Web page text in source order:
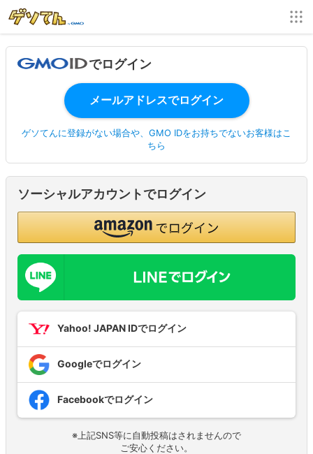
でログイン
ゲソてんに登録がない場合や、GMO IDをお持ちでないお客様はこ
ちら
ソーシャルアカウントでログイン
Yahoo! JAPAN IDでログイン
Googleでログイン
Facebookでログイン
※上記SNS等に自動投稿はされませんので
ご安心ください。